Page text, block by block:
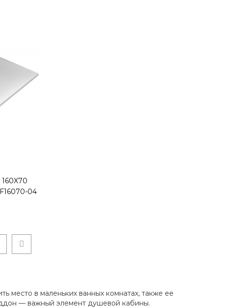
- 160 см.Ширина, см. - 70 см.Высота поддона
КУПИТЬ
04
место в маленьких ванных комнатах, также ее
— важный элемент душевой кабины.